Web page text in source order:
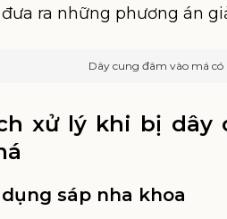
ra những phương án
Dây cung đâm vào má
xử lý khi bị dây
dụng sáp nha khoa